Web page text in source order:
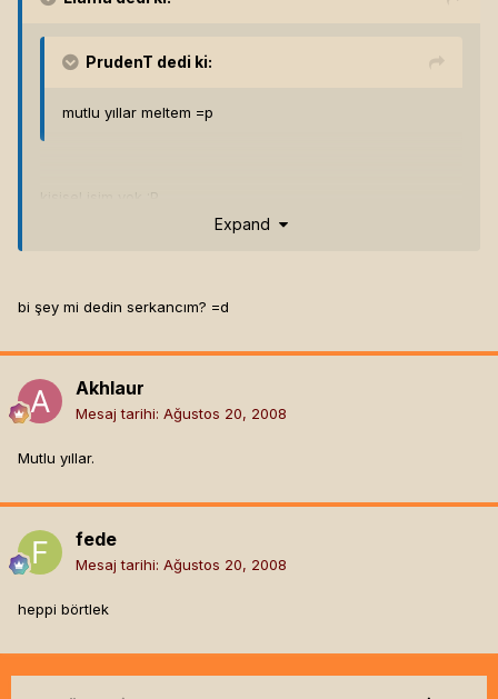
PrudenT dedi ki:
mutlu yıllar meltem =p
Expand
bi şey mi dedin serkancım? =d
Akhlaur
Mesaj tarihi: Ağustos 20, 2008
Mutlu yıllar.
fede
Mesaj tarihi: Ağustos 20, 2008
heppi börtlek